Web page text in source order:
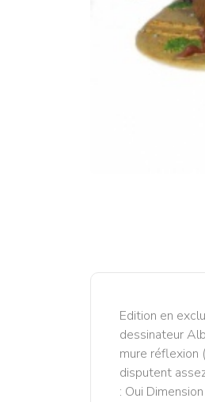
Edition en
dessinateur
mure réflexion
disputent
: Oui